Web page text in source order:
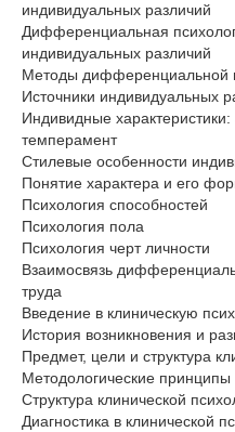
индивидуальных различий
Дифференциальная
индивидуальных различий
Методы дифференциальной
Источники индивидуальных
Индивидные
темперамент
Стилевые особенности
Понятие характера и его
Психология способностей
Психология пола
Психология черт личности
Взаимосвязь
труда
Введение в клиническую
История возникновения и
Предмет, цели и структура
Методологические принципы
Структура клинической
Диагностика в клинической